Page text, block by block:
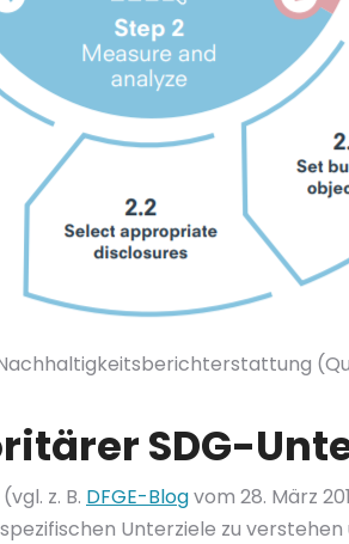
SDG-
z. B. DFGE-Blogvom 28. März
Unterziele zu